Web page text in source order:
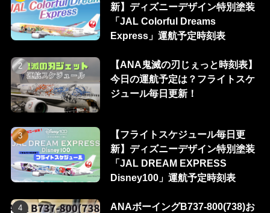
新】ディズニーデザイン特別塗装
「JAL Colorful Dreams
Express」運航予定時刻表
【ANA鬼滅の刃じぇっと時刻表】
今日の運航予定は？フライトスケ
ジュール毎日更新！
【フライトスケジュール毎日更
新】ディズニーデザイン特別塗装
「JAL DREAM EXPRESS
Disney100」運航予定時刻表
ANAボーイングB737-800(738)お